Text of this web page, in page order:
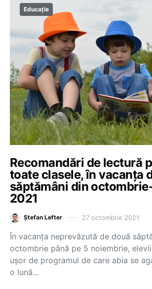
Educație
Recomandări de lectură
toate clasele, în vacanța
săptămâni din
2021
Ștefan Lefter 27 octombrie 2021
În vacanța neprevăzută de două
octombrie până pe 5 noiembrie,
ușor de programul de care abia se
o lună…